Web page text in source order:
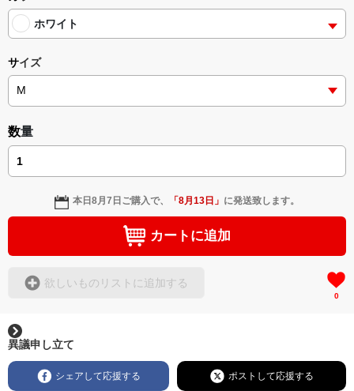
ホワイト
サイズ
数量
本日8月7日 ご購入で、 「8月13日 」 に発送致します。
カートに追加
欲しいものリストに追加する
0
異議申し立て
シェアして応援する ポストして応援する